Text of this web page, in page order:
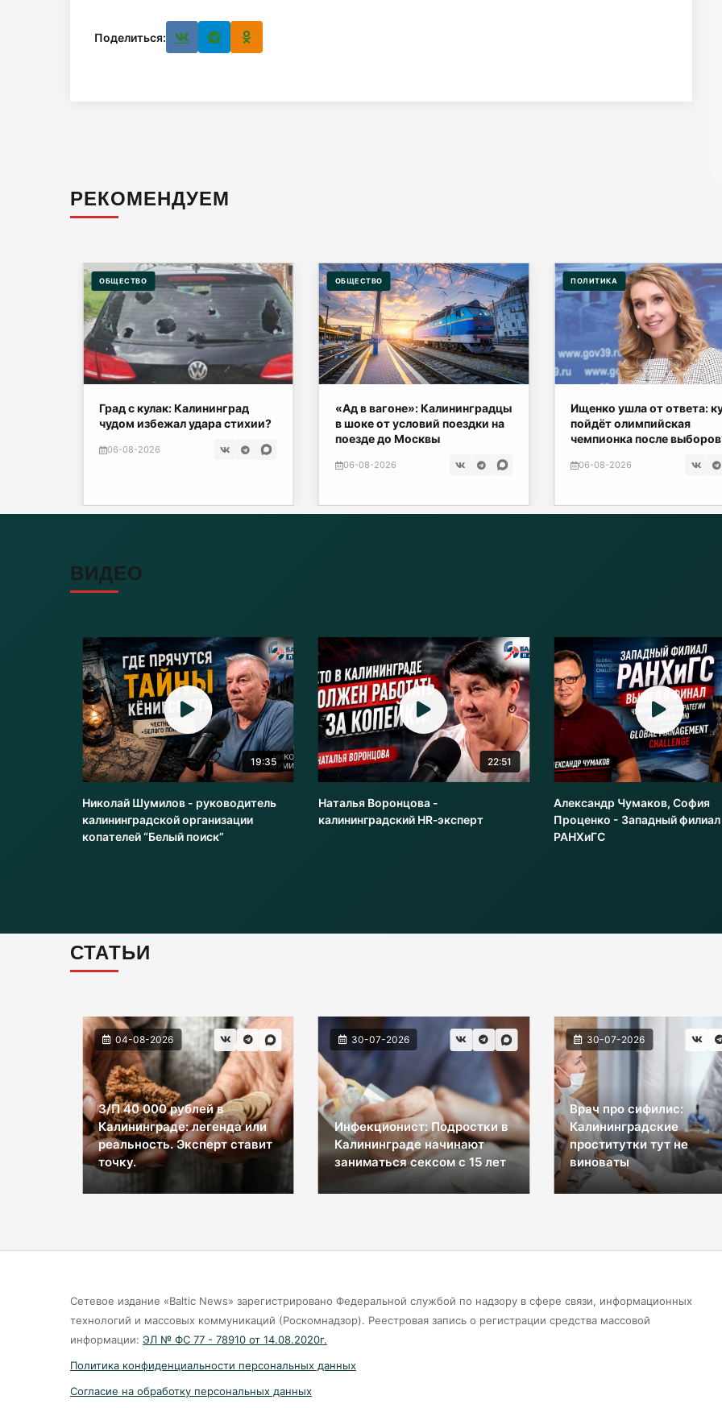
Поделиться:
РЕКОМЕНДУЕМ
ОБЩЕСТВО
Град с кулак: Калининград
чудом избежал удара стихии?
06-08-2026
ОБЩЕСТВО
«Ад в вагоне»: Калининградцы
в шоке от условий поездки на
поезде до Москвы
06-08-2026
ПОЛИТИКА
Ищенко ушла от ответа:
пойдёт олимпийская
чемпионка после
06-08-2026
ВИДЕО
19:35
Николай Шумилов - руководитель
калининградской организации
копателей “Белый поиск”
22:51
Наталья Воронцова -
калининградский HR‑эксперт
Александр Чумаков, София
Проценко - Западный филиал
РАНХиГС
СТАТЬИ
04-08-2026
З/П 40 000 рублей в
Калининграде: легенда или
реальность. Эксперт ставит
точку.
30-07-2026
Инфекционист: Подростки в
Калининграде начинают
заниматься сексом с 15 лет
30-07-2026
Врач про сифилис:
Калининградские
проститутки тут не
виноваты
Сетевое издание «Baltic News» зарегистрировано Федеральной службой по надзору в сфере связи, информационных
технологий и массовых коммуникаций (Роскомнадзор). Реестровая запись о регистрации средства массовой
информации: ЭЛ № ФС 77 - 78910 от 14.08.2020г.
Политика конфиденциальности персональных данных
Согласие на обработку персональных данных